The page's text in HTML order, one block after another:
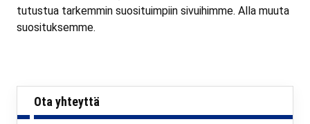
tutustua tarkemmin suosituimpiin sivuihimme. Alla muuta
suosituksemme.
Ota yhteyttä